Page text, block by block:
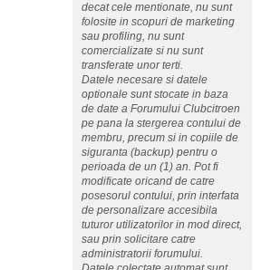
decat cele mentionate, nu sunt
folosite in scopuri de marketing
sau profiling, nu sunt
comercializate si nu sunt
transferate unor terti.
Datele necesare si datele
optionale sunt stocate in baza
de date a Forumului Clubcitroen
pe pana la stergerea contului de
membru, precum si in copiile de
siguranta (backup) pentru o
perioada de un (1) an. Pot fi
modificate oricand de catre
posesorul contului, prin interfata
de personalizare accesibila
tuturor utilizatorilor in mod direct,
sau prin solicitare catre
administratorii forumului.